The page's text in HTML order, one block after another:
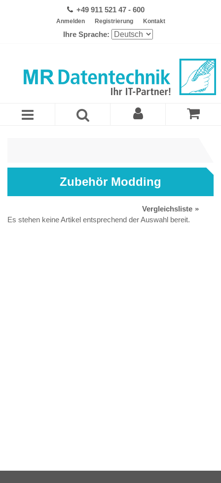
+49 911 521 47 - 600
Anmelden Registrierung Kontakt
Ihre Sprache:
Zubehör Modding
Vergleichsliste
Es stehen keine Artikel entsprechend der Auswahl bereit.